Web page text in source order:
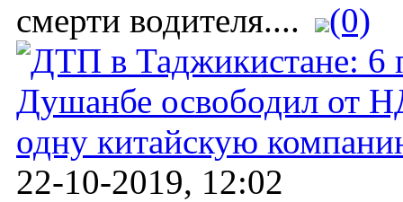
смерти водителя....
(0)
Душанбе освободил от
одну китайскую
22-10-2019, 12:02